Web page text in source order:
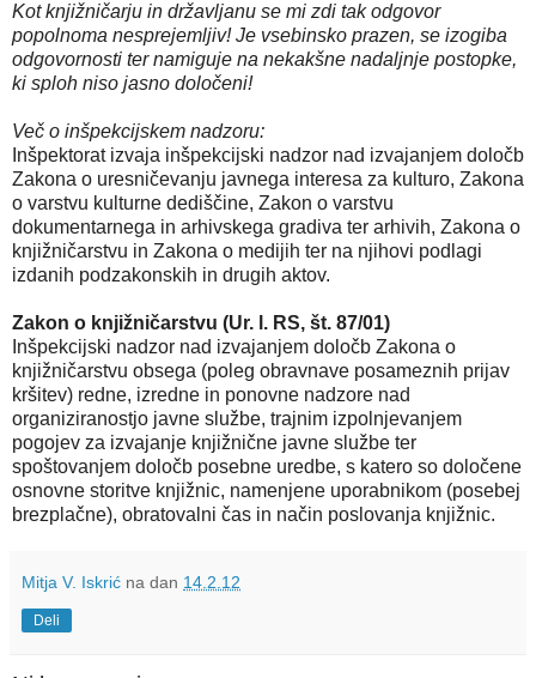
Kot knjižničarju in državljanu se mi zdi tak odgovor
popolnoma nesprejemljiv! Je vsebinsko prazen, se izogiba
odgovornosti ter namiguje na nekakšne nadaljnje postopke,
ki sploh niso jasno določeni!
Več o inšpekcijskem nadzoru:
Inšpektorat izvaja inšpekcijski nadzor nad izvajanjem določb
Zakona o uresničevanju javnega interesa za kulturo, Zakona
o varstvu kulturne dediščine, Zakon o varstvu
dokumentarnega in arhivskega gradiva ter arhivih, Zakona o
knjižničarstvu in Zakona o medijih ter na njihovi podlagi
izdanih podzakonskih in drugih aktov.
Zakon o knjižničarstvu (Ur. l. RS, št. 87/01)
Inšpekcijski nadzor nad izvajanjem določb Zakona o
knjižničarstvu obsega (poleg obravnave posameznih prijav
kršitev) redne, izredne in ponovne nadzore nad
organiziranostjo javne službe, trajnim izpolnjevanjem
pogojev za izvajanje knjižnične javne službe ter
spoštovanjem določb posebne uredbe, s katero so določene
osnovne storitve knjižnic, namenjene uporabnikom (posebej
brezplačne), obratovalni čas in način poslovanja knjižnic.
Mitja V. Iskrić na dan 14.2.12
Deli